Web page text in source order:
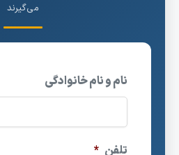
نام و نام خانوادگی